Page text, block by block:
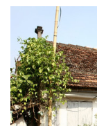
ký ức. Tôi nhớ cái
mái ngói, khoảng
thơm nồng khói
cô tôi (tất nhiên